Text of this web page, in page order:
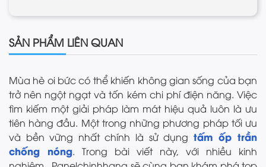
SẢN PHẨM LIÊN QUAN
Mùa hè oi bức có thể khiến không gian sống của bạn
trở nên ngột ngạt và tốn kém chi phí điện năng. Việc
tìm kiếm một giải pháp làm mát hiệu quả luôn là ưu
tiên hàng đầu. Một trong những phương pháp tối ưu
và bền vững nhất chính là sử dụng tấm ốp trần
chống nóng. Trong bài viết này, với nhiều kinh